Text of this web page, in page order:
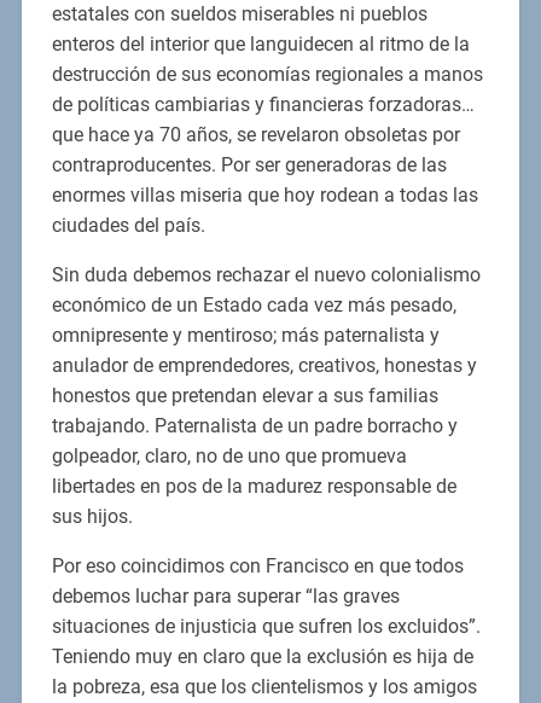
estatales con sueldos miserables ni pueblos
enteros del interior que languidecen al ritmo de la
destrucción de sus economías regionales a manos
de políticas cambiarias y financieras forzadoras…
que hace ya 70 años, se revelaron obsoletas por
contraproducentes. Por ser generadoras de las
enormes villas miseria que hoy rodean a todas las
ciudades del país.
Sin duda debemos rechazar el nuevo colonialismo
económico de un Estado cada vez más pesado,
omnipresente y mentiroso; más paternalista y
anulador de emprendedores, creativos, honestas y
honestos que pretendan elevar a sus familias
trabajando. Paternalista de un padre borracho y
golpeador, claro, no de uno que promueva
libertades en pos de la madurez responsable de
sus hijos.
Por eso coincidimos con Francisco en que todos
debemos luchar para superar “las graves
situaciones de injusticia que sufren los excluidos”.
Teniendo muy en claro que la exclusión es hija de
la pobreza, esa que los clientelismos y los amigos